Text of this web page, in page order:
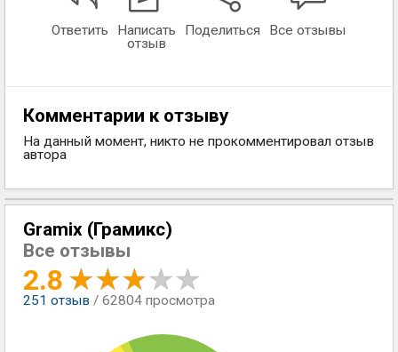
Ответить
Написать
отзыв
Поделиться Все отзывы
Комментарии к отзыву
На данный момент, никто не прокомментировал отзыв
автора
Gramix (Грамикс)
Все отзывы
2.8
251 отзыв / 62804 просмотра